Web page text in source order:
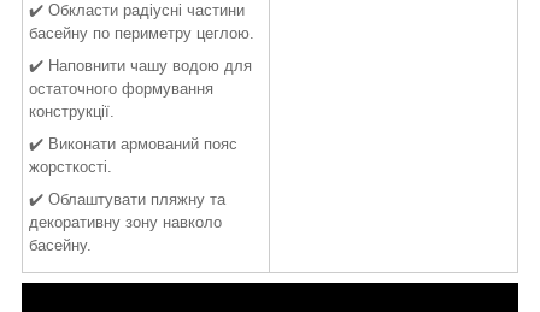
✔️ Обкласти радіусні частини
басейну по периметру цеглою.
✔️ Наповнити чашу водою для
остаточного формування
конструкції.
✔️ Виконати армований пояс
жорсткості.
✔️ Облаштувати пляжну та
декоративну зону навколо
басейну.